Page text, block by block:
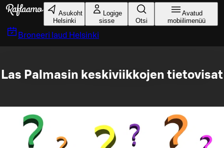
Liigu peamise sisu juurde
Asukoht
Helsinki
Logige
sisse
Otsi
Avatud
mobiilimenüü
Broneeri laud Helsinki
Las Palmasin keskiviikkojen tietovisat